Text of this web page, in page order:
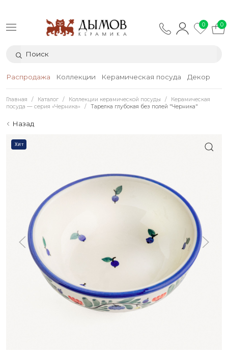
0 0
Распродажа Коллекции Керамическая посуда Декор
Главная Каталог Коллекции керамической посуды
Керамическая
посуда — серия «Черника»
Тарелка глубокая без полей "Черника"
Назад
Хит